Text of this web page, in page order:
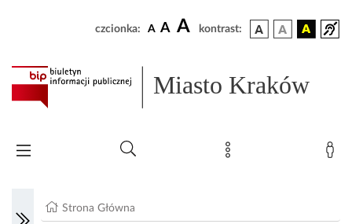
czcionka: A A A kontrast:
Miasto Kraków
Strona Główna